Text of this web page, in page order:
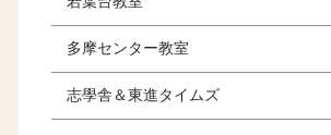
多摩センター教室
志學舎＆東進タイムズ